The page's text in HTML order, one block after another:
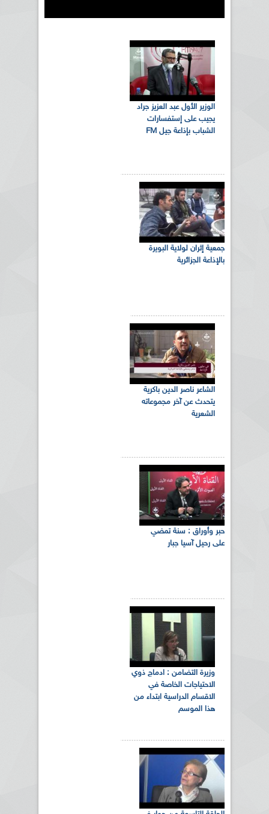
الوزير الأول عبد العزيز جراد
يجيب على إستفسارات
الشباب بإذاعة جيل FM
جمعية إثران لولاية البويرة
بالإذاعة الجزائرية
الشاعر ناصر الدين باكرية
يتحدث عن آخر مجموعاته
الشعرية
حبر وأوراق : سنة تمضي
على رحيل آسيا جبار
وزيرة التضامن : ادماج ذوي
الاحتياجات الخاصة في
الاقسام الدراسية ابتداء من
هذا الموسم